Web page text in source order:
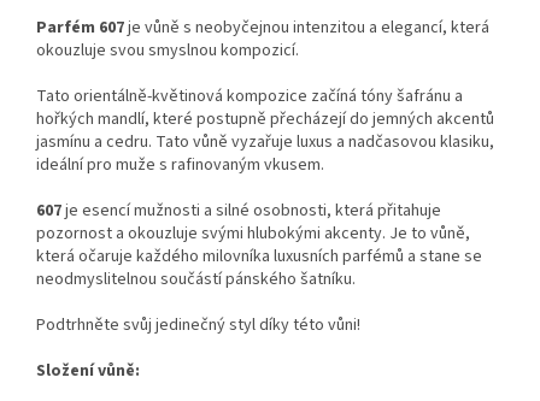
Parfém 607je vůně s neobyčejnou intenzitou a elegancí, která
okouzluje svou smyslnou kompozicí.
Tato orientálně-květinová kompozice začíná tóny šafránu a
hořkých mandlí, které postupně přecházejí do jemných akcentů
jasmínu a cedru. Tato vůně vyzařuje luxus a nadčasovou klasiku,
ideální pro muže s rafinovaným vkusem.
607je esencí mužnosti a silné osobnosti, která přitahuje
pozornost a okouzluje svými hlubokými akcenty. Je to vůně,
která očaruje každého milovníka luxusních parfémů a stane se
neodmyslitelnou součástí pánského šatníku.
Podtrhněte svůj jedinečný styl díky této vůni!
Složení vůně: